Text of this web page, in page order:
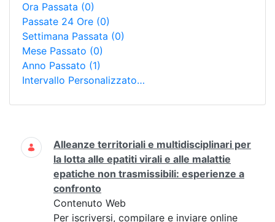
Ora Passata (0)
Passate 24 Ore (0)
Settimana Passata (0)
Mese Passato (0)
Anno Passato (1)
Intervallo Personalizzato…
Ricerca
Alleanze territoriali e multidisciplinari per
la lotta alle epatiti virali e alle malattie
epatiche non trasmissibili: esperienze a
confronto
Contenuto Web
Per iscriversi, compilare e inviare online